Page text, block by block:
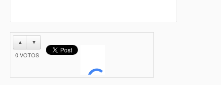
▲ ▼
0VOTOS